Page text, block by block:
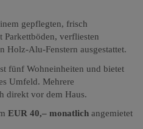
gepflegten, frisch
Parkettböden, verfliesten
Holz-Alu-Fenstern ausgestattet.
fünf Wohneinheiten und bietet
Umfeld. Mehrere
direkt vor dem Haus.
EUR 40,– monatlich angemietet